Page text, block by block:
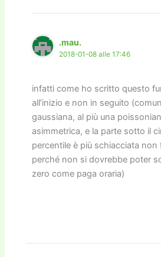
.mau.
2018-01-08 alle 17:46
infatti come ho scritto questo
all’inizio e non in seguito
gaussiana, al più una
asimmetrica, e la parte sotto il
percentile è più schiacciata non
perché non si dovrebbe poter
zero come paga oraria)